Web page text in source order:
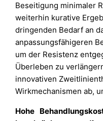
Beseitigung minimaler
weiterhin kurative
dringenden Bedarf an
anpassungsfähigeren
um der Resistenz
Überleben zu
innovativen
Wirkmechanismen ab,
Hohe